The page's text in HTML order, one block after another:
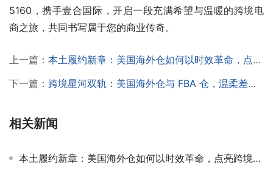
5160，携手壹合国际，开启一段充满希望与温暖的跨境电
商之旅，共同书写属于您的商业传奇。
上一篇： 本土履约新章：美国海外仓如何以时效革命，点亮跨境电商的温柔之路？
下一篇： 跨境星河双轨：美国海外仓与 FBA 仓，温柔差异如何指引卖家方向？
相关新闻
本土履约新章：美国海外仓如何以时效革命，点亮跨境电商的温柔之路？